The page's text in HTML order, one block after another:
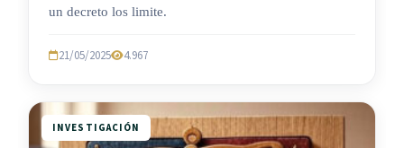
un decreto los limite.
21/05/2025 4.967
INVESTIGACIÓN